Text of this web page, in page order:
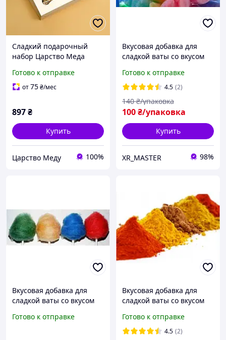
Сладкий подарочный
набор Царство Меда
вкуса. Подарок до 8
марта.
Готово к отправке
от75₴/мес
897₴
Купить
Царство Меду 100%
Вкусовая добавка для
сладкой ваты со вкусом
Готово к отправке
4.5 (2)
100₴/упаковка
140 ₴/упаковка
Купить
XR_MASTER 98%
Вкусовая добавка для
сладкой ваты со вкусом
Готово к отправке
Вкусовая добавка для
сладкой ваты со вкусом
Готово к отправке
4.5 (2)